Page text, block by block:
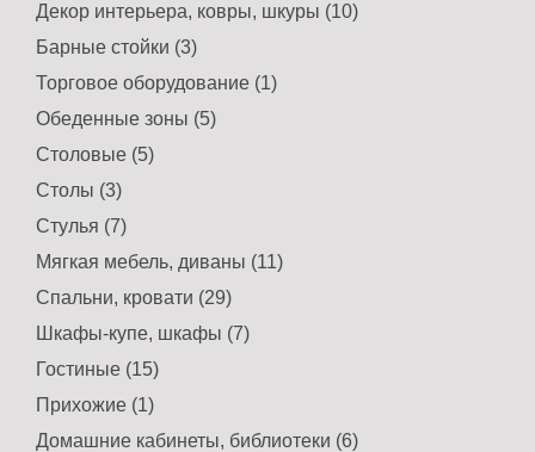
Декор интерьера, ковры, шкуры (10)
Барные стойки (3)
Торговое оборудование (1)
Обеденные зоны (5)
Столовые (5)
Столы (3)
Стулья (7)
Мягкая мебель, диваны (11)
Спальни, кровати (29)
Шкафы-купе, шкафы (7)
Гостиные (15)
Прихожие (1)
Домашние кабинеты, библиотеки (6)